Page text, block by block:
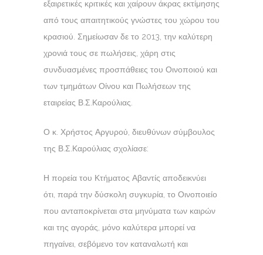
εξαιρετικές κριτικές και χαίρουν άκρας εκτίμησης
από τους απαιτητικούς γνώστες του χώρου του
κρασιού. Σημείωσαν δε το 2013, την καλύτερη
χρονιά τους σε πωλήσεις, χάρη στις
συνδυασμένες προσπάθειες του Οινοποιού και
των τμημάτων Οίνου και Πωλήσεων της
εταιρείας Β.Σ.Καρούλιας.
Ο κ. Χρήστος Αργυρού, διευθύνων σύμβουλος
της Β.Σ.Καρούλιας σχολίασε:
Η πορεία του Κτήματος Αβαντίς αποδεικνύει
ότι, παρά την δύσκολη συγκυρία, το Οινοποιείο
που ανταποκρίνεται στα μηνύματα των καιρών
και της αγοράς, μόνο καλύτερα μπορεί να
πηγαίνει, σεβόμενο τον καταναλωτή και